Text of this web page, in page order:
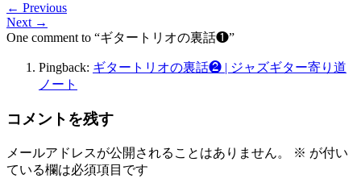
← Previous
Next →
One comment to “ギタートリオの裏話❶”
Pingback: ギタートリオの裏話❷ | ジャズギター寄り道
ノート
コメントを残す
メールアドレスが公開されることはありません。 ※ が付い
ている欄は必須項目です